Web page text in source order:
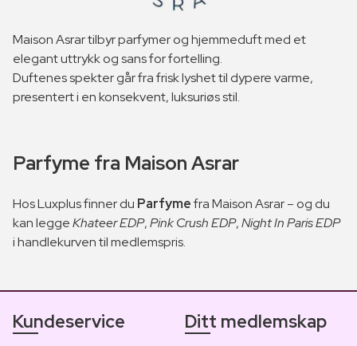
Maison Asrar tilbyr parfymer og hjemmeduft med et
elegant uttrykk og sans for fortelling.
Duftenes spekter går fra frisk lyshet til dypere varme,
presentert i en konsekvent, luksuriøs stil.
Parfyme fra Maison Asrar
Hos Luxplus finner du Parfymefra Maison Asrar – og du
kan leggeKhateer EDP,Pink Crush EDP,Night In Paris EDP
i handlekurven til medlemspris.
Kundeservice Ditt medlemskap